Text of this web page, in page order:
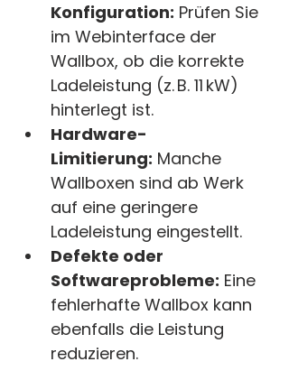
Konfiguration: Prüfen Sie
im Webinterface der
Wallbox, ob die korrekte
Ladeleistung (z. B. 11 kW)
hinterlegt ist.
Hardware-
Limitierung: Manche
Wallboxen sind ab Werk
auf eine geringere
Ladeleistung eingestellt.
Defekte oder
Softwareprobleme: Eine
fehlerhafte Wallbox kann
ebenfalls die Leistung
reduzieren.